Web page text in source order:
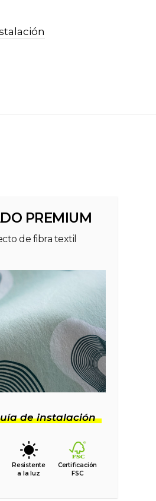
PREMIUM
de fibra textil
de instalación
Resistente
a la luz
Certificación
FSC